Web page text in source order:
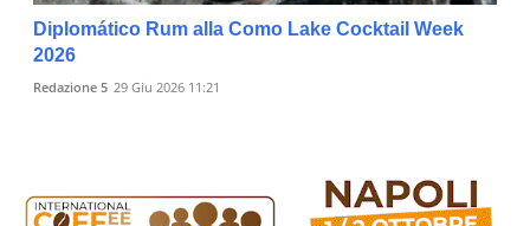
Diplomático Rum alla Como Lake Cocktail Week
2026
Redazione 5 29 Giu 2026 11:21